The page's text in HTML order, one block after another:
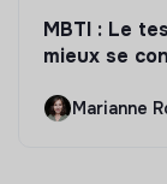
MBTI : Le
mieux se
Marianne